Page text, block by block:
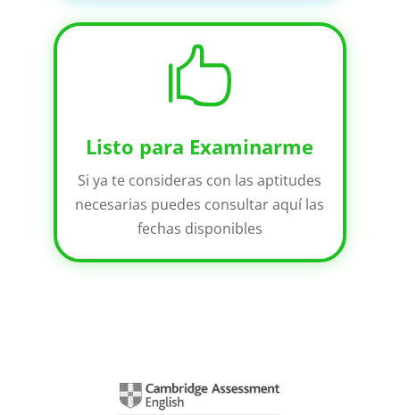

Listo para Examinarme
Si ya te consideras con las aptitudes
necesarias puedes consultar aquí las
fechas disponibles